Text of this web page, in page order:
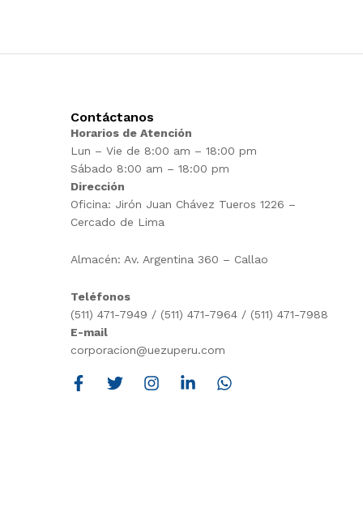
Contáctanos
Horarios de Atención
Lun – Vie de 8:00 am – 18:00 pm
Sábado 8:00 am – 18:00 pm
Dirección
Oficina: Jirón Juan Chávez Tueros 1226 –
Cercado de Lima
Almacén: Av. Argentina 360 – Callao
Teléfonos
(511) 471-7949 / (511) 471-7964 / (511) 471-7988
E-mail
corporacion@uezuperu.com